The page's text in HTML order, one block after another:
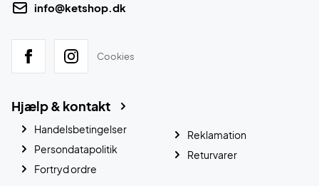
info@ketshop.dk
Cookies
Hjælp & kontakt
Handelsbetingelser
Persondatapolitik
Fortryd ordre
Reklamation
Returvarer